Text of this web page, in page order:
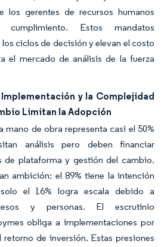
los gerentes de recursos humanos
Estos mandatos
ciclos de decisión y elevan el costo
el mercado de análisis de la fuerza
y la Complejidad
Limitan la Adopción
mano de obra representa casi el 50%
análisis pero deben financiar
de plataforma y gestión del cambio.
ambición: el 89% tiene la intención
el 16% logra escala debido a
y personas. El escrutinio
obliga a implementaciones por
de inversión. Estas presiones